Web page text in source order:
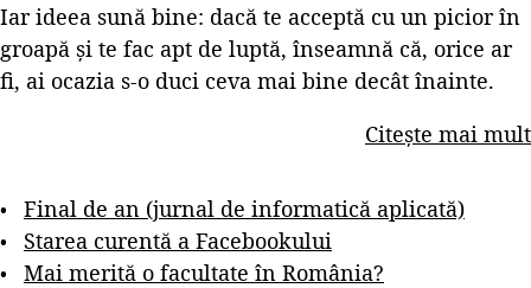
Iar ideea sună bine: dacă te acceptă cu un picior în
groapă și te fac apt de luptă, înseamnă că, orice ar
fi, ai ocazia s-o duci ceva mai bine decât înainte.
Citește mai mult
Final de an (jurnal de informatică aplicată)
Starea curentă a Facebookului
Mai merită o facultate în România?